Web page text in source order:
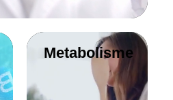
Metabolisme